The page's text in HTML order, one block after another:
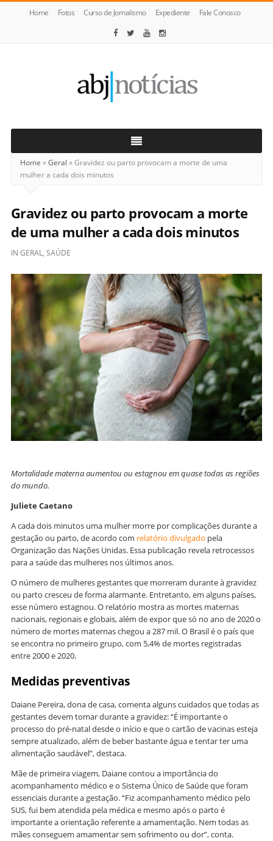
Home Fotos Curso de Jornalismo Expediente Fale Conosco
Notícias
Home »Geral »Gravidez ou parto provocam a morte de uma
mulher a cada dois minutos
Gravidez ou parto provocam a morte
de uma mulher a cada dois minutos
IN GERAL, SAÚDE
Mortalidade materna aumentou ou estagnou em quase todas as regiões
do mundo.
Juliete Caetano
A cada dois minutos uma mulher morre por complicações durante a
gestação ou parto, de acordo com relatório divulgado pela
Organização das Nações Unidas. Essa publicação revela retrocessos
para a saúde das mulheres nos últimos anos.
O número de mulheres gestantes que morreram durante à gravidez
ou parto cresceu de forma alarmante. Entretanto, em alguns países,
esse número estagnou. O relatório mostra as mortes maternas
nacionais, regionais e globais, além de expor que só no ano de 2020 o
número de mortes maternas chegou a 287 mil. O Brasil é o país que
se encontra no primeiro grupo, com 5,4% de mortes registradas
entre 2000 e 2020.
Medidas preventivas
Daiane Pereira, dona de casa, comenta alguns cuidados que todas as
gestantes devem tomar durante a gravidez: “É importante o
processo do pré-natal desde o início e que o cartão de vacinas esteja
sempre atualizado, além de beber bastante água e tentar ter uma
alimentação saudável”, destaca.
Mãe de primeira viagem, Daiane contou a importância do
acompanhamento médico e o Sistema Único de Saúde que foram
essenciais durante a gestação. “Fiz acompanhamento médico pelo
SUS, fui bem atendida pela médica e mesmo após o parto é
importante a orientação referente a amamentação. Nem todas as
mães conseguem amamentar sem sofrimento ou dor”, conta.